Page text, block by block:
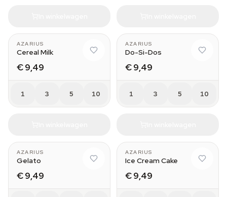
AZARIUS
Cereal Milk
€ 9,49
1 3 5 10
AZARIUS
Do-Si-Dos
€ 9,49
1 3 5 10
AZARIUS
Gelato
€ 9,49
AZARIUS
Ice Cream Cake
€ 9,49